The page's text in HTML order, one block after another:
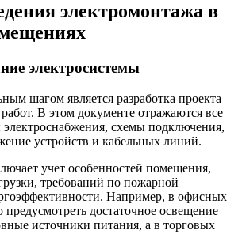
электромонтажа в
электросистемы
шагом является разработка проекта
В этом документе отражаются все
схемы подключения,
устройств и кабельных линий.
учет особенностей помещения,
требований по пожарной
Например, в офисных
предусмотреть достаточное освещение
источники питания, а в торговых